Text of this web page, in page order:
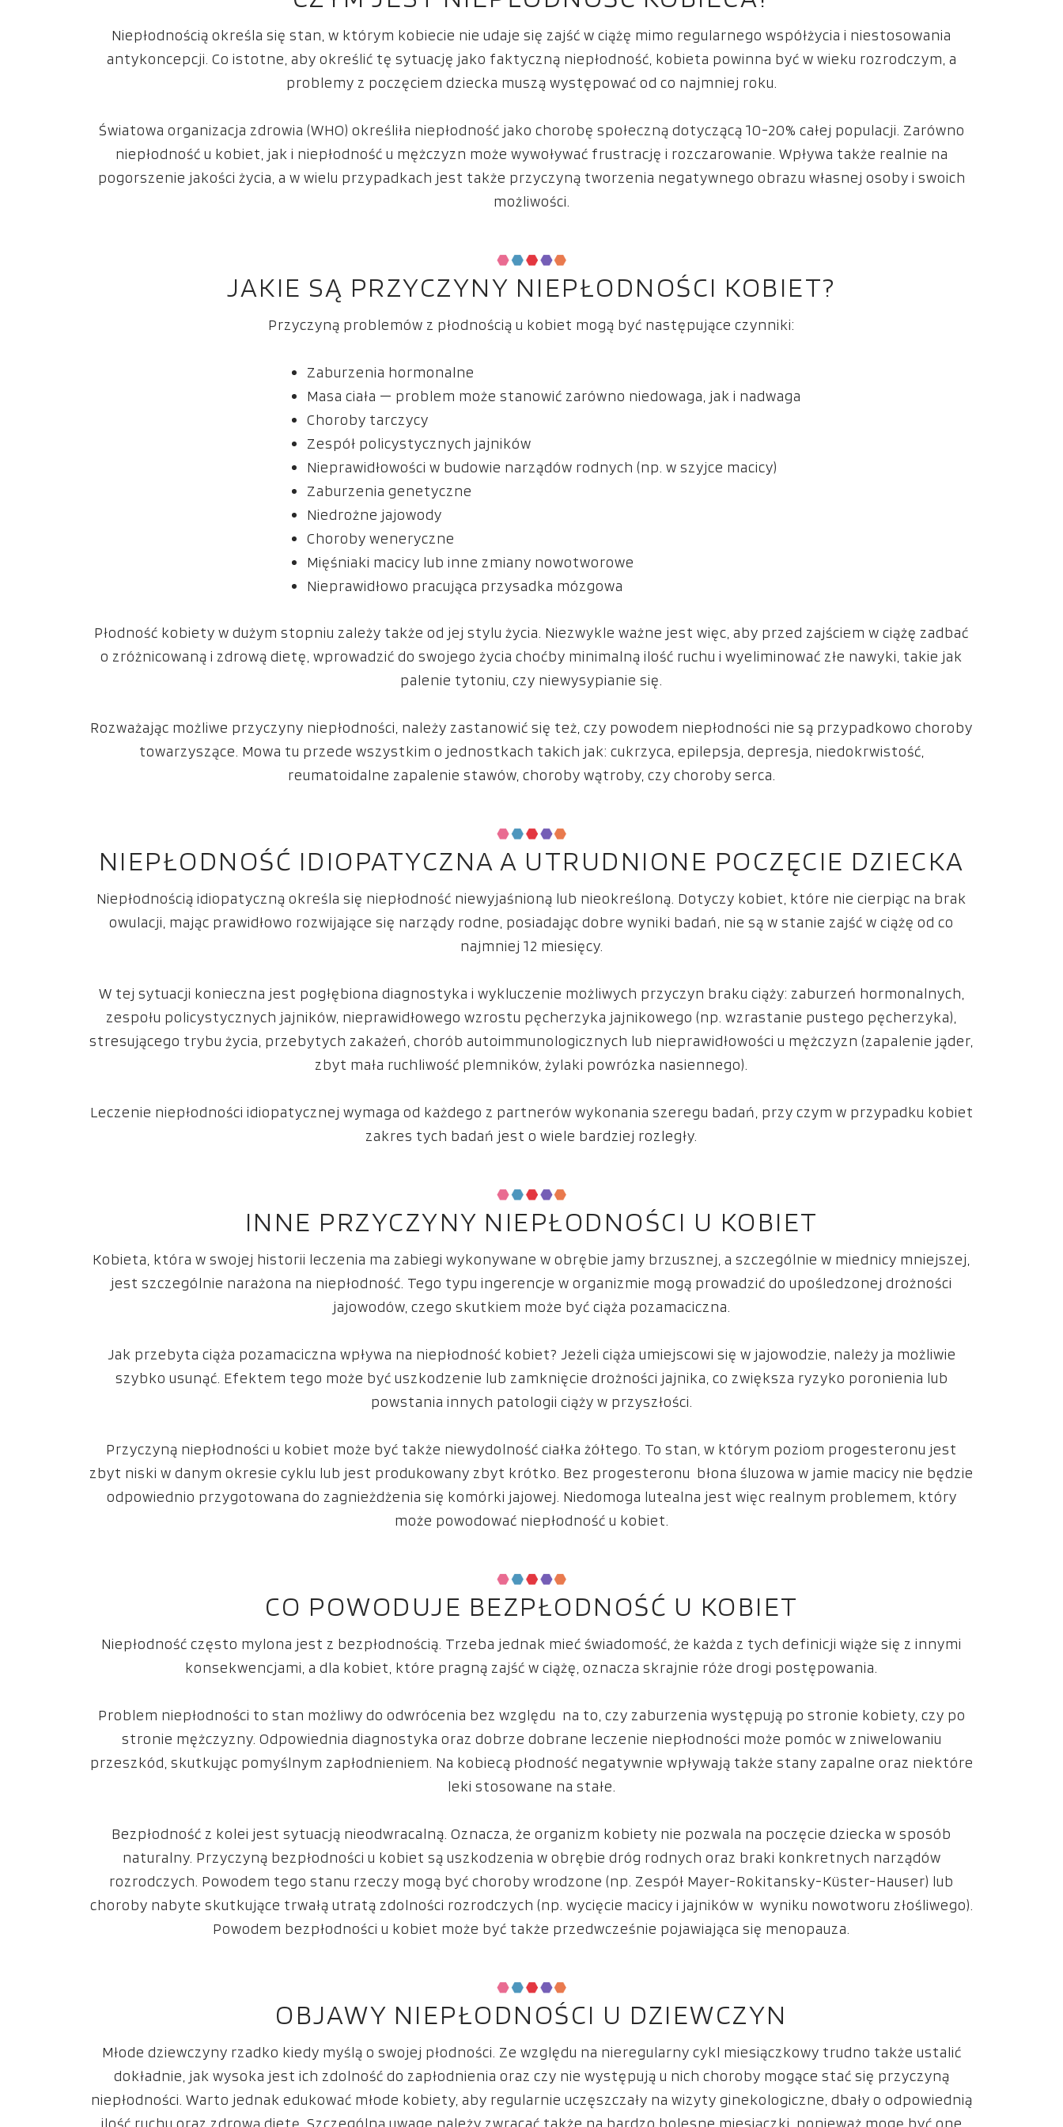
Niepłodnością określa się stan, w którym kobiecie nie udaje się zajść w ciążę mimo regularnego współżycia i niestosowania
antykoncepcji. Co istotne, aby określić tę sytuację jako faktyczną niepłodność, kobieta powinna być w wieku rozrodczym, a
problemy z poczęciem dziecka muszą występować od co najmniej roku.
Światowa organizacja zdrowia (WHO) określiła niepłodność jako chorobę społeczną dotyczącą 10-20% całej populacji. Zarówno
niepłodność u kobiet, jak i niepłodność u mężczyzn może wywoływać frustrację i rozczarowanie. Wpływa także realnie na
pogorszenie jakości życia, a w wielu przypadkach jest także przyczyną tworzenia negatywnego obrazu własnej osoby i swoich
możliwości.
JAKIE SĄ PRZYCZYNY NIEPŁODNOŚCI KOBIET?
Przyczyną problemów z płodnością u kobiet mogą być następujące czynniki:
Zaburzenia hormonalne
Masa ciała — problem może stanowić zarówno niedowaga, jak i nadwaga
Choroby tarczycy
Zespół policystycznych jajników
Nieprawidłowości w budowie narządów rodnych (np. w szyjce macicy)
Zaburzenia genetyczne
Niedrożne jajowody
Choroby weneryczne
Mięśniaki macicy lub inne zmiany nowotworowe
Nieprawidłowo pracująca przysadka mózgowa
Płodność kobiety w dużym stopniu zależy także od jej stylu życia. Niezwykle ważne jest więc, aby przed zajściem w ciążę zadbać
o zróżnicowaną i zdrową dietę, wprowadzić do swojego życia choćby minimalną ilość ruchu i wyeliminować złe nawyki, takie jak
palenie tytoniu, czy niewysypianie się.
Rozważając możliwe przyczyny niepłodności, należy zastanowić się też, czy powodem niepłodności nie są przypadkowo choroby
towarzyszące. Mowa tu przede wszystkim o jednostkach takich jak: cukrzyca, epilepsja, depresja, niedokrwistość,
reumatoidalne zapalenie stawów, choroby wątroby, czy choroby serca.
NIEPŁODNOŚĆ IDIOPATYCZNA A UTRUDNIONE POCZĘCIE DZIECKA
Niepłodnością idiopatyczną określa się niepłodność niewyjaśnioną lub nieokreśloną. Dotyczy kobiet, które nie cierpiąc na brak
owulacji, mając prawidłowo rozwijające się narządy rodne, posiadając dobre wyniki badań, nie są w stanie zajść w ciążę od co
najmniej 12 miesięcy.
W tej sytuacji konieczna jest pogłębiona diagnostyka i wykluczenie możliwych przyczyn braku ciąży: zaburzeń hormonalnych,
zespołu policystycznych jajników, nieprawidłowego wzrostu pęcherzyka jajnikowego (np. wzrastanie pustego pęcherzyka),
stresującego trybu życia, przebytych zakażeń, chorób autoimmunologicznych lub nieprawidłowości u mężczyzn (zapalenie jąder,
zbyt mała ruchliwość plemników, żylaki powrózka nasiennego).
Leczenie niepłodności idiopatycznej wymaga od każdego z partnerów wykonania szeregu badań, przy czym w przypadku kobiet
zakres tych badań jest o wiele bardziej rozległy.
INNE PRZYCZYNY NIEPŁODNOŚCI U KOBIET
Kobieta, która w swojej historii leczenia ma zabiegi wykonywane w obrębie jamy brzusznej, a szczególnie w miednicy mniejszej,
jest szczególnie narażona na niepłodność. Tego typu ingerencje w organizmie mogą prowadzić do upośledzonej drożności
jajowodów, czego skutkiem może być ciąża pozamaciczna.
Jak przebyta ciąża pozamaciczna wpływa na niepłodność kobiet? Jeżeli ciąża umiejscowi się w jajowodzie, należy ja możliwie
szybko usunąć. Efektem tego może być uszkodzenie lub zamknięcie drożności jajnika, co zwiększa ryzyko poronienia lub
powstania innych patologii ciąży w przyszłości.
Przyczyną niepłodności u kobiet może być także niewydolność ciałka żółtego. To stan, w którym poziom progesteronu jest
zbyt niski w danym okresie cyklu lub jest produkowany zbyt krótko. Bez progesteronu błona śluzowa w jamie macicy nie będzie
odpowiednio przygotowana do zagnieżdżenia się komórki jajowej. Niedomoga lutealna jest więc realnym problemem, który
może powodować niepłodność u kobiet.
CO POWODUJE BEZPŁODNOŚĆ U KOBIET
Niepłodność często mylona jest z bezpłodnością. Trzeba jednak mieć świadomość, że każda z tych definicji wiąże się z innymi
konsekwencjami, a dla kobiet, które pragną zajść w ciążę, oznacza skrajnie róże drogi postępowania.
Problem niepłodności to stan możliwy do odwrócenia bez względu na to, czy zaburzenia występują po stronie kobiety, czy po
stronie mężczyzny. Odpowiednia diagnostyka oraz dobrze dobrane leczenie niepłodności może pomóc w zniwelowaniu
przeszkód, skutkując pomyślnym zapłodnieniem. Na kobiecą płodność negatywnie wpływają także stany zapalne oraz niektóre
leki stosowane na stałe.
Bezpłodność z kolei jest sytuacją nieodwracalną. Oznacza, że organizm kobiety nie pozwala na poczęcie dziecka w sposób
naturalny. Przyczyną bezpłodności u kobiet są uszkodzenia w obrębie dróg rodnych oraz braki konkretnych narządów
rozrodczych. Powodem tego stanu rzeczy mogą być choroby wrodzone (np. Zespół Mayer-Rokitansky-Küster-Hauser) lub
choroby nabyte skutkujące trwałą utratą zdolności rozrodczych (np. wycięcie macicy i jajników w wyniku nowotworu złośliwego).
Powodem bezpłodności u kobiet może być także przedwcześnie pojawiająca się menopauza.
OBJAWY NIEPŁODNOŚCI U DZIEWCZYN
Młode dziewczyny rzadko kiedy myślą o swojej płodności. Ze względu na nieregularny cykl miesiączkowy trudno także ustalić
dokładnie, jak wysoka jest ich zdolność do zapłodnienia oraz czy nie występują u nich choroby mogące stać się przyczyną
niepłodności. Warto jednak edukować młode kobiety, aby regularnie uczęszczały na wizyty ginekologiczne, dbały o odpowiednią
ilość ruchu oraz zdrową dietę. Szczególną uwagę należy zwracać także na bardzo bolesne miesiączki, ponieważ mogę być one